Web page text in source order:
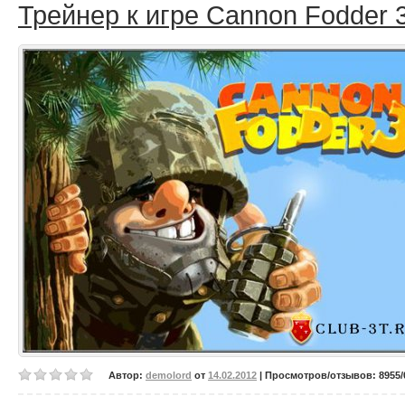
Трейнер к игре Cannon Fodder
Автор: demolord от 14.02.2012 | Просмотров/отзывов: 8955/